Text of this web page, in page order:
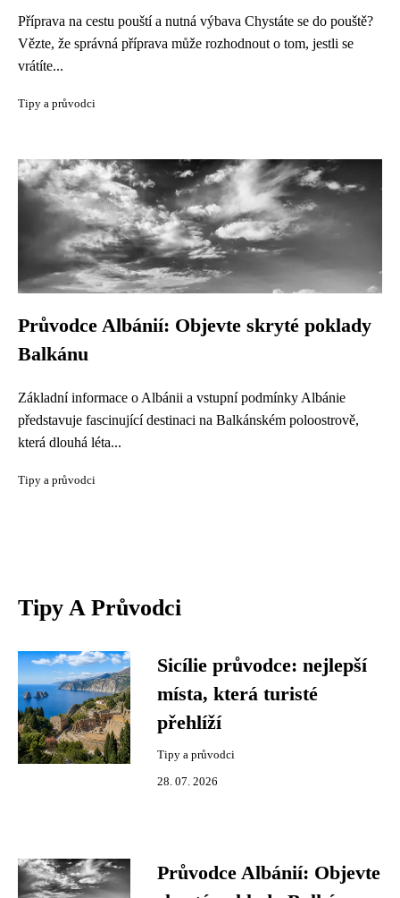
Příprava na cestu pouští a nutná výbava Chystáte se do pouště?
Vězte, že správná příprava může rozhodnout o tom, jestli se
vrátíte...
Tipy a průvodci
Průvodce Albánií: Objevte skryté poklady
Balkánu
Základní informace o Albánii a vstupní podmínky Albánie
představuje fascinující destinaci na Balkánském poloostrově,
která dlouhá léta...
Tipy a průvodci
Tipy A Průvodci
Sicílie průvodce: nejlepší
místa, která turisté
přehlíží
Tipy a průvodci
28. 07. 2026
Průvodce Albánií: Objevte